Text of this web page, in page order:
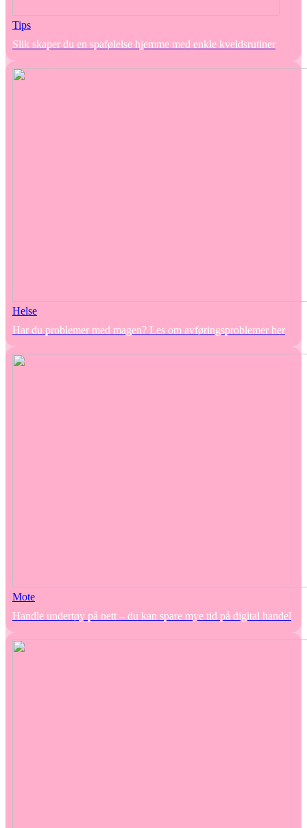
Tips
Slik skaper du en spafølelse hjemme med enkle kveldsrutiner
Helse
Har du problemer med magen? Les om avføringsproblemer her
Mote
Handle undertøy på nett – du kan spare mye tid på digital handel